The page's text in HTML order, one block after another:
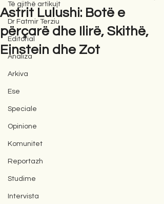
Të gjithë artikujt
Dr Fatmir Terziu
Editorial
Analiza
Arkiva
Ese
Speciale
Opinione
Komunitet
Reportazh
Studime
Intervista
Astrit Lulushi: Botë e
përçarë dhe Ilirë, Skithë,
Einstein dhe Zot